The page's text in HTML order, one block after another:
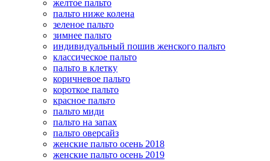
желтое пальто
пальто ниже колена
зеленое пальто
зимнее пальто
индивидуальный пошив женского пальто
классическое пальто
пальто в клетку
коричневое пальто
короткое пальто
красное пальто
пальто миди
пальто на запах
пальто оверсайз
женские пальто осень 2018
женские пальто осень 2019